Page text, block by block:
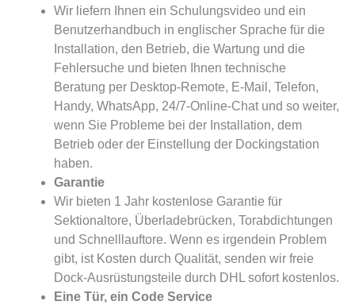
Wir liefern Ihnen ein Schulungsvideo und ein
Benutzerhandbuch in englischer Sprache für die
Installation, den Betrieb, die Wartung und die
Fehlersuche und bieten Ihnen technische
Beratung per Desktop-Remote, E-Mail, Telefon,
Handy, WhatsApp, 24/7-Online-Chat und so weiter,
wenn Sie Probleme bei der Installation, dem
Betrieb oder der Einstellung der Dockingstation
haben.
Garantie
Wir bieten 1 Jahr kostenlose Garantie für
Sektionaltore, Überladebrücken, Torabdichtungen
und Schnelllauftore. Wenn es irgendein Problem
gibt, ist Kosten durch Qualität, senden wir freie
Dock-Ausrüstungsteile durch DHL sofort kostenlos.
Eine Tür, ein Code Service